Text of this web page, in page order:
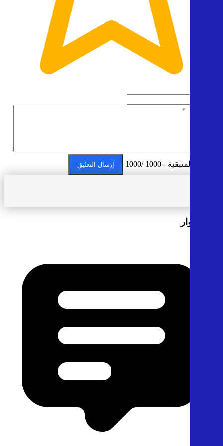
الأحرف المتبقية - 1000 /1000 إرسال التعليق
آراء الزوار